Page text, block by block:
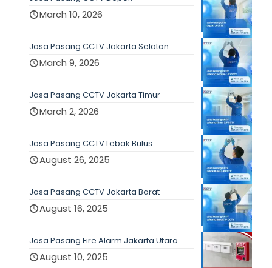
March 10, 2026
Jasa Pasang CCTV Jakarta Selatan
March 9, 2026
Jasa Pasang CCTV Jakarta Timur
March 2, 2026
Jasa Pasang CCTV Lebak Bulus
August 26, 2025
Jasa Pasang CCTV Jakarta Barat
August 16, 2025
Jasa Pasang Fire Alarm Jakarta Utara
August 10, 2025